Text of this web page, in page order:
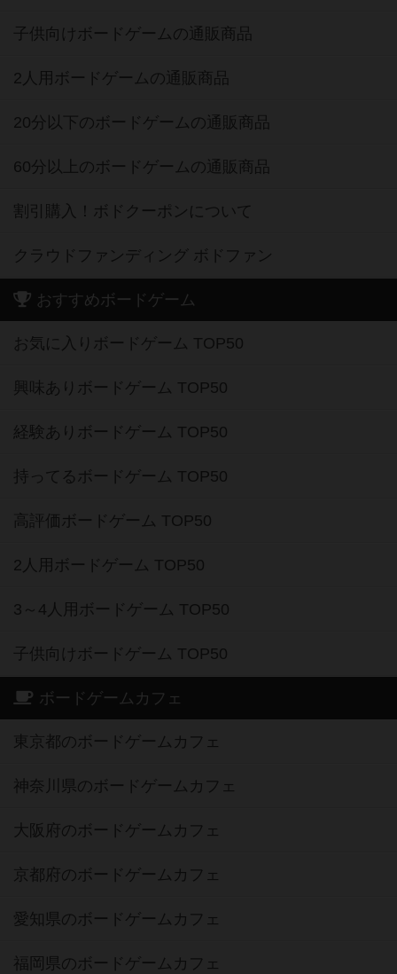
子供向けボードゲームの通販商品
2人用ボードゲームの通販商品
20分以下のボードゲームの通販商品
60分以上のボードゲームの通販商品
割引購入！ボドクーポンについて
クラウドファンディング ボドファン
おすすめボードゲーム
お気に入りボードゲーム TOP50
興味ありボードゲーム TOP50
経験ありボードゲーム TOP50
持ってるボードゲーム TOP50
高評価ボードゲーム TOP50
2人用ボードゲーム TOP50
3～4人用ボードゲーム TOP50
子供向けボードゲーム TOP50
ボードゲームカフェ
東京都のボードゲームカフェ
神奈川県のボードゲームカフェ
大阪府のボードゲームカフェ
京都府のボードゲームカフェ
愛知県のボードゲームカフェ
福岡県のボードゲームカフェ